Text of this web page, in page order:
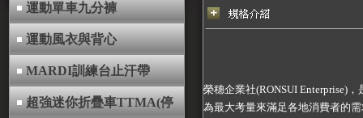
運動單車九分褲
運動風衣與背心
MARDI訓練台止汗帶
超強迷你折疊車TTMA(停
榮穗企業社(RONSUI Enterprise)
為最大考量來滿足各地消費者的